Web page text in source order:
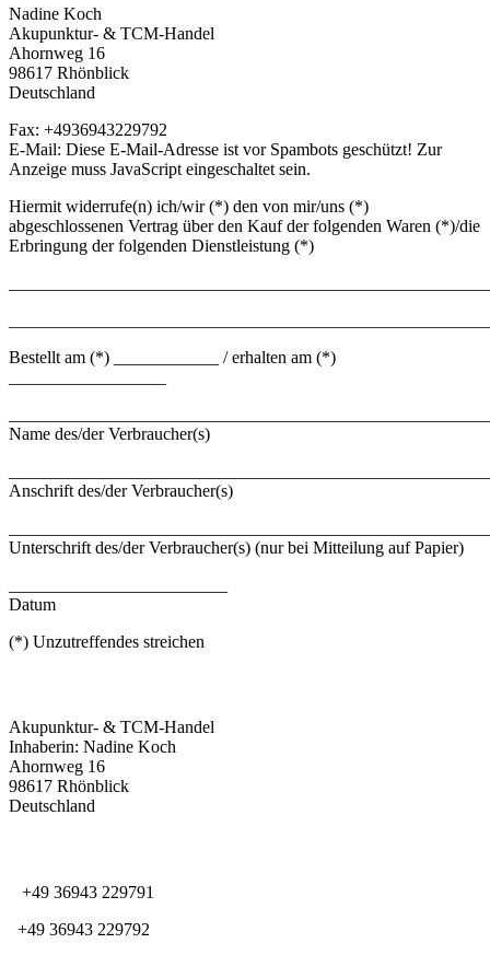
Nadine Koch
Akupunktur- & TCM-Handel
Ahornweg 16
98617 Rhönblick
Deutschland
Fax: +4936943229792
E-Mail: Diese E-Mail-Adresse ist vor Spambots geschützt! Zur
Anzeige muss JavaScript eingeschaltet sein.
Hiermit widerrufe(n) ich/wir (*) den von mir/uns (*)
abgeschlossenen Vertrag über den Kauf der folgenden Waren (*)/die
Erbringung der folgenden Dienstleistung (*)
Bestellt am (*) ____________ / erhalten am (*)
Name des/der Verbraucher(s)
Anschrift des/der Verbraucher(s)
Unterschrift des/der Verbraucher(s) (nur bei Mitteilung auf Papier)
Datum
(*) Unzutreffendes streichen
Akupunktur- & TCM-Handel
Inhaberin: Nadine Koch
Ahornweg 16
98617 Rhönblick
Deutschland
+49 36943 229791
+49 36943 229792